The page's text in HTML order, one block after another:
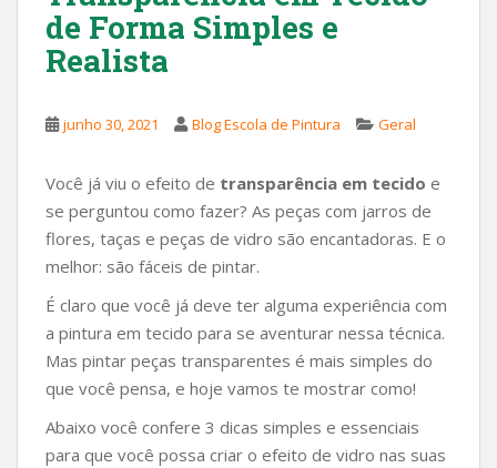
de Forma Simples e
Realista
junho 30, 2021 Blog Escola de Pintura Geral
Você já viu o efeito de transparência em tecido e
se perguntou como fazer? As peças com jarros de
flores, taças e peças de vidro são encantadoras. E o
melhor: são fáceis de pintar.
É claro que você já deve ter alguma experiência com
a pintura em tecido para se aventurar nessa técnica.
Mas pintar peças transparentes é mais simples do
que você pensa, e hoje vamos te mostrar como!
Abaixo você confere 3 dicas simples e essenciais
para que você possa criar o efeito de vidro nas suas